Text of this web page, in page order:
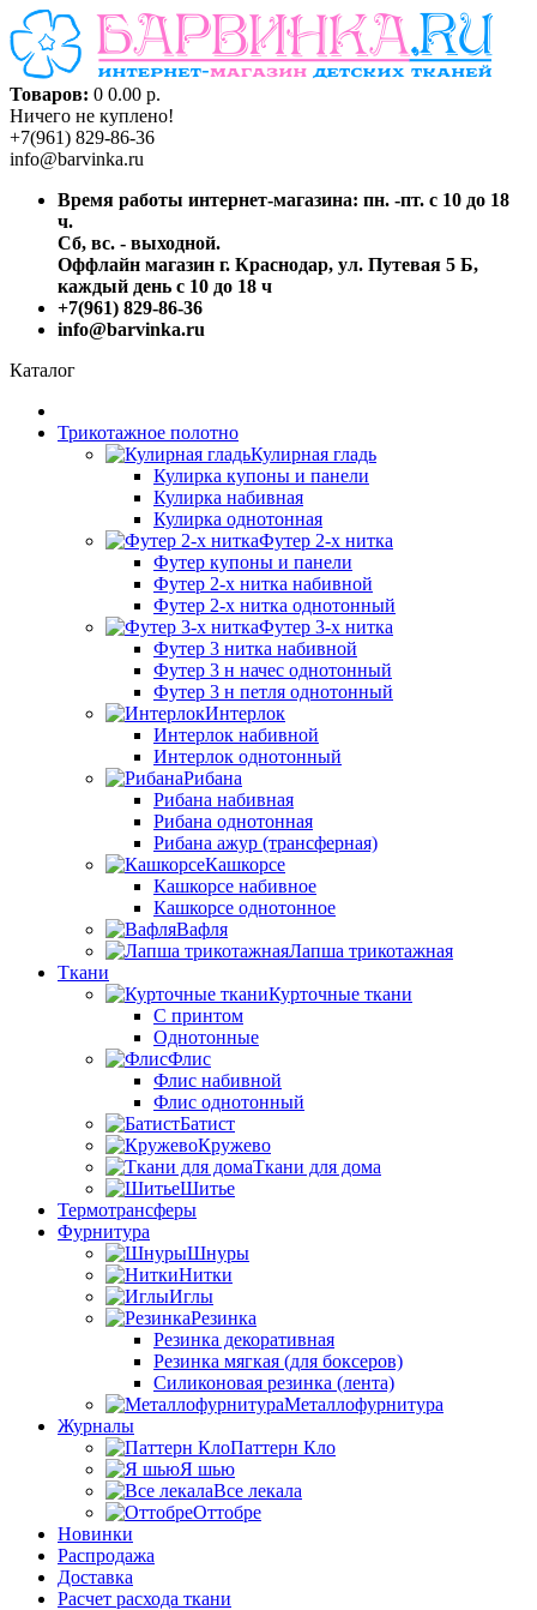
Товаров: 0 0.00 р.
Ничего не куплено!
+7(961) 829-86-36
info@barvinka.ru
Время работы интернет-магазина: пн. -пт. с 10 до 18
ч.
Сб, вс. - выходной.
Оффлайн магазин г. Краснодар, ул. Путевая 5 Б,
каждый день с 10 до 18 ч
+7(961) 829-86-36
info@barvinka.ru
Каталог
Трикотажное полотно
Кулирная гладь
Кулирка купоны и панели
Кулирка набивная
Кулирка однотонная
Футер 2-х нитка
Футер купоны и панели
Футер 2-х нитка набивной
Футер 2-х нитка однотонный
Футер 3-х нитка
Футер 3 нитка набивной
Футер 3 н начес однотонный
Футер 3 н петля однотонный
Интерлок
Интерлок набивной
Интерлок однотонный
Рибана
Рибана набивная
Рибана однотонная
Рибана ажур (трансферная)
Кашкорсе
Кашкорсе набивное
Кашкорсе однотонное
Вафля
Лапша трикотажная
Ткани
Курточные ткани
С принтом
Однотонные
Флис
Флис набивной
Флис однотонный
Батист
Кружево
Ткани для дома
Шитье
Термотрансферы
Фурнитура
Шнуры
Нитки
Иглы
Резинка
Резинка декоративная
Резинка мягкая (для боксеров)
Силиконовая резинка (лента)
Металлофурнитура
Журналы
Паттерн Кло
Я шью
Все лекала
Оттобре
Новинки
Распродажа
Доставка
Расчет расхода ткани